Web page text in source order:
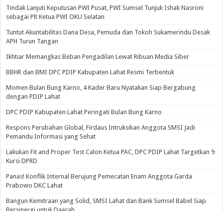
Tindak Lanjuti Keputusan PWI Pusat, PWI Sumsel Tunjuk Ishak Nasroni
sebagai Plt Ketua PWI OKU Selatan
Tuntut Akuntabilitas Dana Desa, Pemuda dan Tokoh Sukamerindu Desak
APH Turun Tangan
Ikhtiar Memangkas Beban Pengadilan Lewat Ribuan Media Siber
BBHR dan BMI DPC PDIP Kabupaten Lahat Resmi Terbentuk
Momen Bulan Bung Karno, 4 Kader Baru Nyatakan Siap Bergabung
dengan PDIP Lahat
DPC PDIP Kabupaten Lahat Peringati Bulan Bung Karno
Respons Perubahan Global, Firdaus Intruksikan Anggota SMSI Jadi
Pemandu Informasi yang Sehat
Lakukan Fit and Proper Test Calon Ketua PAC, DPC PDIP Lahat Targetkan 9
Kursi DPRD
Panas! Konflik Internal Berujung Pemecatan Enam Anggota Garda
Prabowo DKC Lahat
Bangun Kemitraan yang Solid, SMSI Lahat dan Bank Sumsel Babel Siap